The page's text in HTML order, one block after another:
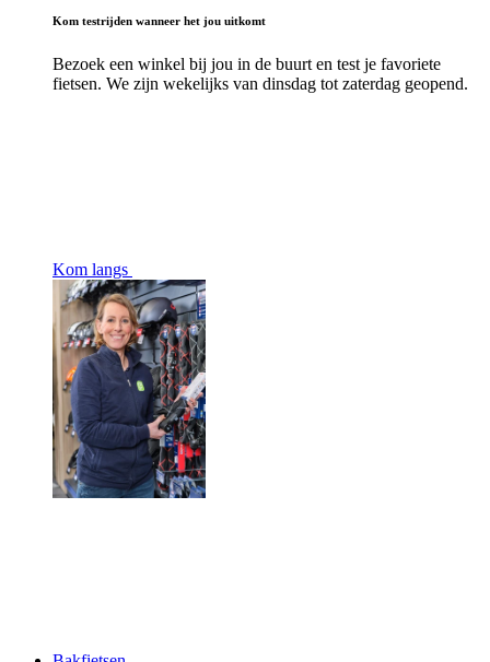
Kom testrijden wanneer het jou uitkomt
Bezoek een winkel bij jou in de buurt en test je favoriete
fietsen. We zijn wekelijks van dinsdag tot zaterdag geopend.
Kom langs